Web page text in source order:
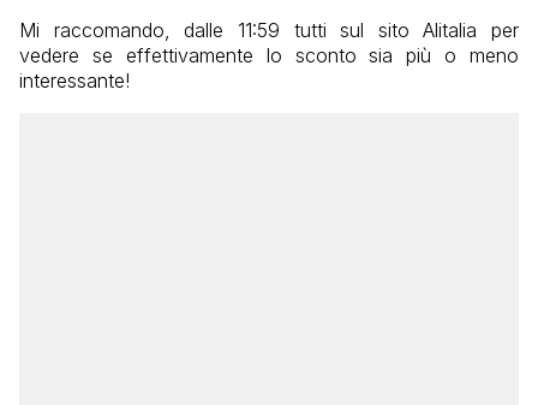
Mi raccomando, dalle 11:59 tutti sul sito Alitalia per
vedere se effettivamente lo sconto sia più o meno
interessante!